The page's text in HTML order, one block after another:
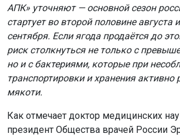
АПК» уточняют — основной сезон
стартует во второй половине августа
сентября. Если ягода продаётся до
риск столкнуться не только с
но и с бактериями, которые при
транспортировки и хранения
мякоти.
Как отмечает доктор медицинских
президент Общества врачей России